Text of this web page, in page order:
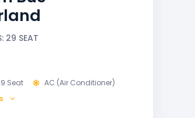
29 SEAT
Seat
AC (Air Conditioner)
Bagasi